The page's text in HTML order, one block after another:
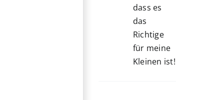
dass es
das
Richtige
für meine
Kleinen ist!